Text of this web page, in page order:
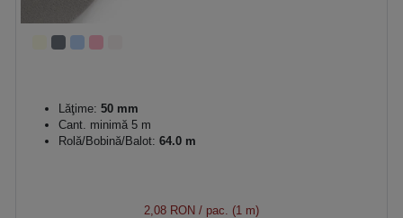
Lăţime: 50 mm
Cant. minimă 5 m
Rolă/Bobină/Balot: 64.0 m
2,08 RON / pac. (1 m)